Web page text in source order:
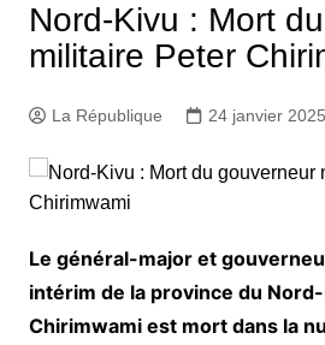
Nord-Kivu : Mort
militaire Peter
La République 24 janvier 2025
Le général-major et
intérim de la province du
Chirimwami est mort dans la